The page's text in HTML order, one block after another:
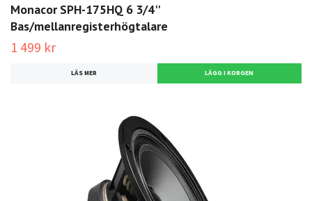
Monacor SPH-175HQ 6 3/4''
Bas/mellanregisterhögtalare
1 499 kr
LÄS MER